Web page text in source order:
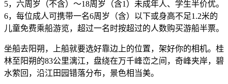
5，六周岁（不含）～18周岁（含1）未成年人、学生半价优。
6，每位成人可携带一名6周岁（含）以下或身高不足1.2米的
儿童免费乘船游览，超过一名时按超过的人数购买游船半票。
坐船去阳朔，上船就要选好靠边上的位置，架好你的相机。桂
林至阳朔的83公里漓江，盘绕在万千峰峦之间，奇峰夹岸，碧
水萦回，沿江田园错落分布，景色相当美。